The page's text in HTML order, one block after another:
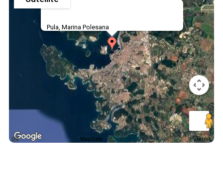
Pula, Marina Polesana
Map Data Terms